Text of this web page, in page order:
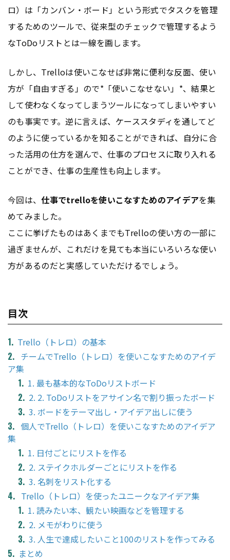
ロ）は「カンバン・ボード」という形式でタスクを管理
するためのツールで、従来型のチェックで管理するよう
なToDoリストとは一線を画します。
しかし、Trelloは使いこなせば非常に便利な反面、使い
方が「自由すぎる」ので*「使いこなせない」*、結果と
して使わなくなってしまうツールになってしまいやすい
のも事実です。逆に言えば、ケーススタディを通してど
のように使っているかを知ることができれば、自分に合
った活用の仕方を選んで、仕事のプロセスに取り入れる
ことができ、仕事の生産性も向上します。
今回は、仕事でtrelloを使いこなすためのアイデアを集
めてみました。
ここに挙げたものはあくまでもTrelloの使い方の一部に
過ぎませんが、これだけを見ても本当にいろいろな使い
方があるのだと実感していただけるでしょう。
目次
Trello（トレロ）の基本
チームでTrello（トレロ）を使いこなすためのアイデ
ア集
1. 最も基本的なToDoリストボード
2. 2. ToDoリストをアサイン名で割り振ったボード
3. ボードをテーマ出し・アイデア出しに使う
個人でTrello（トレロ）を使いこなすためのアイデア
集
1. 日付ごとにリストを作る
2. ステイクホルダーごとにリストを作る
3. 名刺をリスト化する
Trello（トレロ）を使ったユニークなアイデア集
1. 読みたい本、観たい映画などを管理する
2. メモがわりに使う
3. 人生で達成したいこと100のリストを作ってみる
まとめ